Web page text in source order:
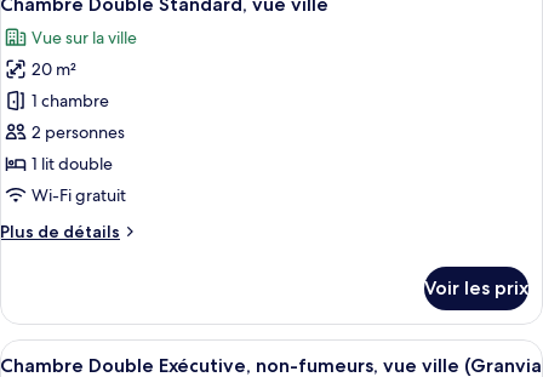
vue
ville
Chambre
Simple
Deluxe,
non-
fumeurs,
vue
ville
toutes
les
photos
pour
ce
type
de
chambre :
Chambre
vue
ville
Vue sur la ville
20 m²
1 chambre
2 personnes
1 lit double
Wi-Fi gratuit
Plus de détails
Plus
le
type
de
Voir les prix
Afficher
Une chambre d’hôtel avec un
18
Chambre Double Exécutive, non-fumeurs, vue ville (Granvia